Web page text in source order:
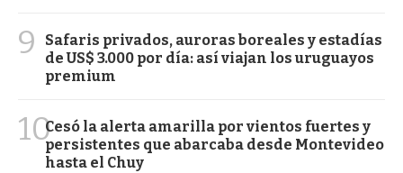
9
Safaris privados, auroras boreales y estadías
de US$ 3.000 por día: así viajan los uruguayos
premium
10Cesó la alerta amarilla por vientos fuertes y
persistentes que abarcaba desde Montevideo
hasta el Chuy